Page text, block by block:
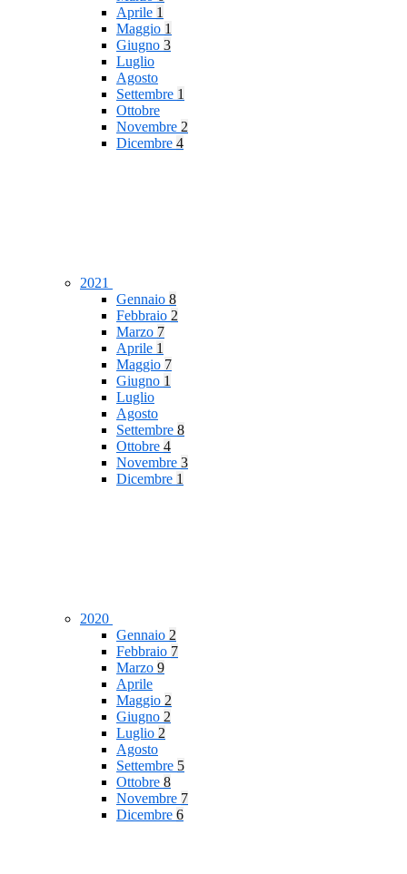
Aprile 1
Maggio 1
Giugno 3
Luglio
Agosto
Settembre 1
Ottobre
Novembre 2
Dicembre 4
2021
Gennaio 8
Febbraio 2
Marzo 7
Aprile 1
Maggio 7
Giugno 1
Luglio
Agosto
Settembre 8
Ottobre 4
Novembre 3
Dicembre 1
2020
Gennaio 2
Febbraio 7
Marzo 9
Aprile
Maggio 2
Giugno 2
Luglio 2
Agosto
Settembre 5
Ottobre 8
Novembre 7
Dicembre 6